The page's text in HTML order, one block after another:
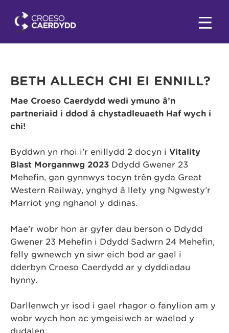
BETH ALLECH CHI EI ENNILL?
Mae Croeso Caerdydd wedi ymuno â’n
partneriaid i ddod â chystadleuaeth Haf wych i
chi!
Byddwn yn rhoi i’r enillydd 2 docyn i Vitality
Blast Morgannwg 2023 Ddydd Gwener 23
Mehefin, gan gynnwys tocyn trên gyda Great
Western Railway, ynghyd â llety yng Ngwesty’r
Marriot yng nghanol y ddinas.
Mae’r wobr hon ar gyfer dau berson o Ddydd
Gwener 23 Mehefin i Ddydd Sadwrn 24 Mehefin,
felly gwnewch yn siŵr eich bod ar gael i
dderbyn Croeso Caerdydd ar y dyddiadau
hynny.
Darllenwch yr isod i gael rhagor o fanylion am y
wobr wych hon ac ymgeisiwch ar waelod y